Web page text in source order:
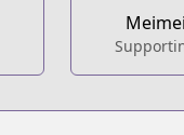
Meimei